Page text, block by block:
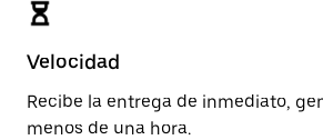
Velocidad
Recibe la entrega de inmediato,
menos de una hora.